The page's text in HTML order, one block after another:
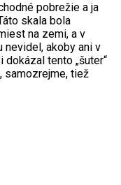
pobrežie a ja
skala bola
na zemi, a v
nevidel, akoby ani v
tento „šuter“
samozrejme, tiež